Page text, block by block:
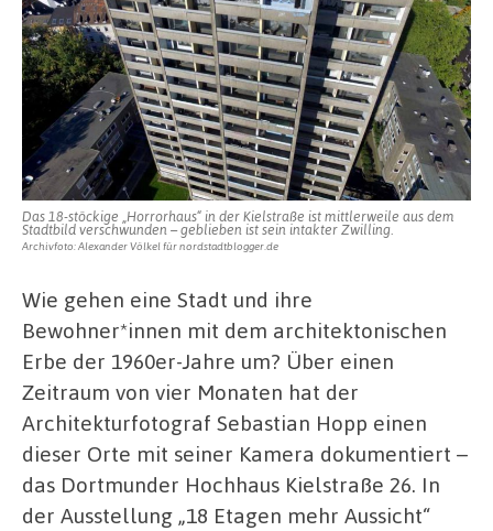
in
der
Kielstraße
Das 18-stöckige „Horrorhaus“ in der Kielstraße ist mittlerweile aus dem
Stadtbild verschwunden – geblieben ist sein intakter Zwilling.
Archivfoto: Alexander Völkel für nordstadtblogger.de
Wie gehen eine Stadt und ihre
Bewohner*innen mit dem architektonischen
Erbe der 1960er-Jahre um? Über einen
Zeitraum von vier Monaten hat der
Architekturfotograf Sebastian Hopp einen
dieser Orte mit seiner Kamera dokumentiert –
das Dortmunder Hochhaus Kielstraße 26. In
der Ausstellung „18 Etagen mehr Aussicht“